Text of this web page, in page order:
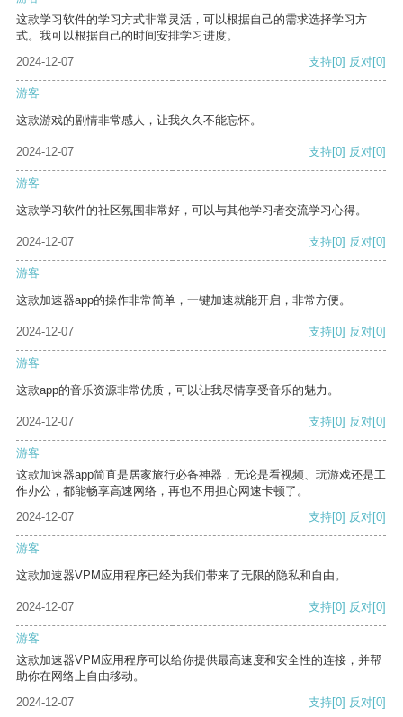
这款学习软件的学习方式非常灵活，可以根据自己的需求选择学习方
式。我可以根据自己的时间安排学习进度。
2024-12-07
支持[0] 反对[0]
游客
这款游戏的剧情非常感人，让我久久不能忘怀。
2024-12-07 支持[0] 反对[0]
游客
这款学习软件的社区氛围非常好，可以与其他学习者交流学习心得。
2024-12-07 支持[0] 反对[0]
游客
这款加速器app的操作非常简单，一键加速就能开启，非常方便。
2024-12-07 支持[0] 反对[0]
游客
这款app的音乐资源非常优质，可以让我尽情享受音乐的魅力。
2024-12-07 支持[0] 反对[0]
游客
这款加速器app简直是居家旅行必备神器，无论是看视频、玩游戏还是工
作办公，都能畅享高速网络，再也不用担心网速卡顿了。
2024-12-07
支持[0] 反对[0]
游客
这款加速器VPM应用程序已经为我们带来了无限的隐私和自由。
2024-12-07 支持[0] 反对[0]
游客
这款加速器VPM应用程序可以给你提供最高速度和安全性的连接，并帮
助你在网络上自由移动。
2024-12-07
支持[0] 反对[0]